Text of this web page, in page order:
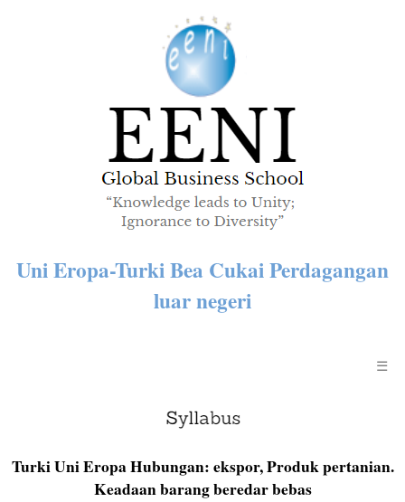
Uni Eropa-Turki Bea Cukai Perdagangan
luar negeri
☰
Turki Uni Eropa Hubungan: ekspor, Produk pertanian.
Keadaan barang beredar bebas